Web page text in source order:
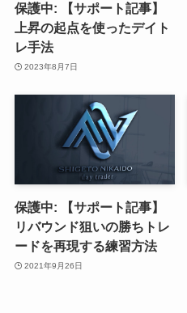
保護中: 【サポート記事】
上昇の起点を使ったデイト
レ手法
2023年8月7日
保護中: 【サポート記事】
リバウンド狙いの勝ちトレ
ードを再現する練習方法
2021年9月26日